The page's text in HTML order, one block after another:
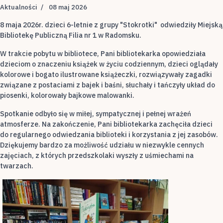
Aktualności 08 maj 2026
8 maja 2026r. dzieci 6-letnie z grupy "Stokrotki" odwiedziły Miejską
Bibliotekę Publiczną Filia nr 1 w Radomsku.
W trakcie pobytu w bibliotece, Pani bibliotekarka opowiedziała
dzieciom o znaczeniu książek w życiu codziennym, dzieci oglądały
kolorowe i bogato ilustrowane książeczki, rozwiązywały zagadki
związane z postaciami z bajek i baśni, słuchały i tańczyły układ do
piosenki, kolorowały bajkowe malowanki.
Spotkanie odbyło się w miłej, sympatycznej i pełnej wrażeń
atmosferze. Na zakończenie, Pani bibliotekarka zachęciła dzieci
do regularnego odwiedzania biblioteki i korzystania z jej zasobów.
Dziękujemy bardzo za możliwość udziału w niezwykle cennych
zajęciach, z których przedszkolaki wyszły z uśmiechami na
twarzach.